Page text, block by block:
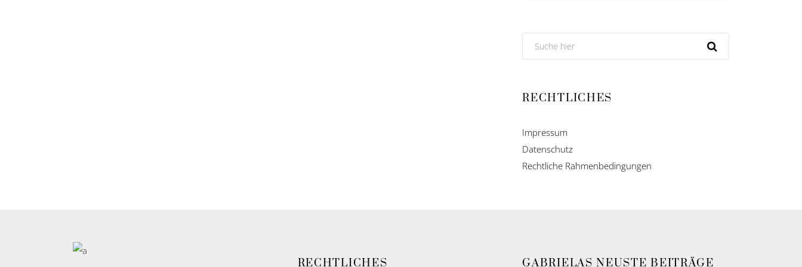
RECHTLICHES
Impressum
Datenschutz
Rechtliche Rahmenbedingungen
RECHTLICHES GABRIELAS NEUSTE BEITRÄGE